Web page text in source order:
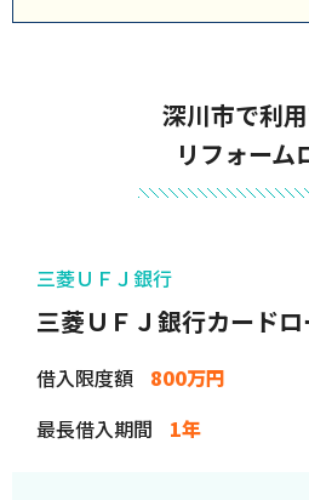
深川市で利
リフォーム
三菱ＵＦＪ銀行
三菱ＵＦＪ銀行カード
借入限度額
800万円
最長借入期間
1年